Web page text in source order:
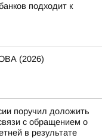
подходит к
(2026)
поручил доложить
с обращением о
в результате